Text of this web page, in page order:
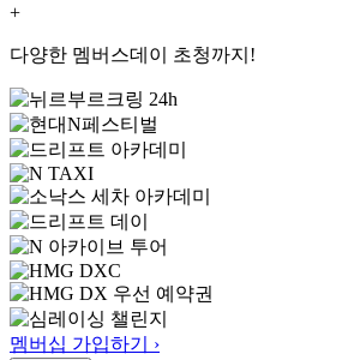
+
다양한 멤버스데이 초청까지!
멤버십 가입하기 ›